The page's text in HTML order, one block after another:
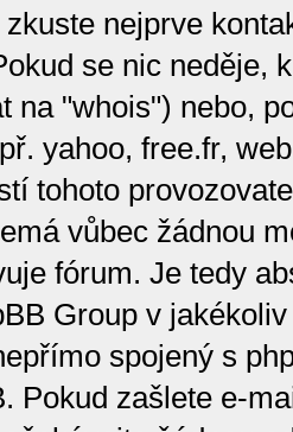
nejprve
se nic neděje,
na "whois") nebo,
yahoo, free.fr,
tohoto
vůbec žádnou
fórum. Je tedy
Group v
spojený s
Pokud zašlete e-